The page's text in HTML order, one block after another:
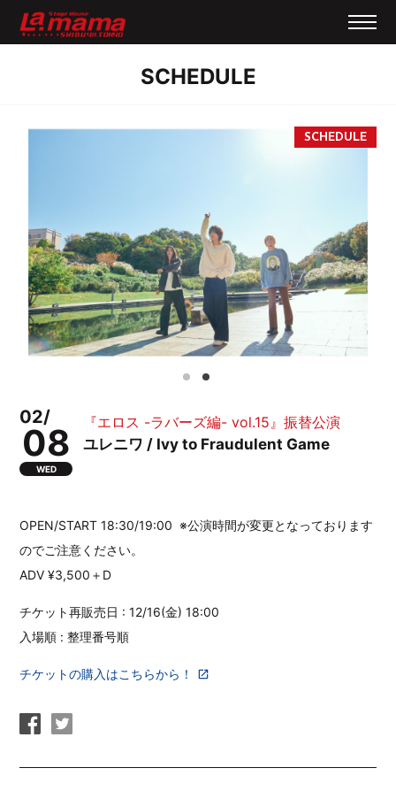
SCHEDULE
02/
08
WED
『エロス -ラバーズ編- vol.15』振替公演
ユレニワ / Ivy to Fraudulent Game
OPEN/START 18:30/19:00 ※公演時間が変更となっております
のでご注意ください。
ADV ¥3,500＋D
チケット再販売日 : 12/16(金) 18:00
入場順 : 整理番号順
チケットの購入はこちらから！